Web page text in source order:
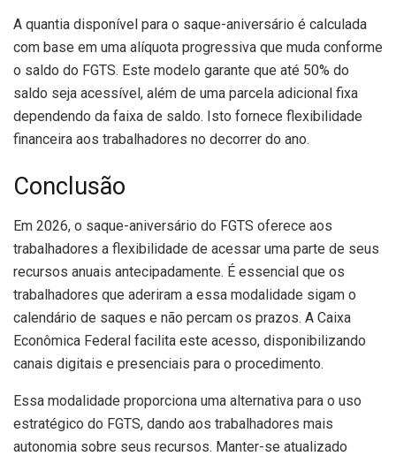
A quantia disponível para o saque-aniversário é calculada
com base em uma alíquota progressiva que muda conforme
o saldo do FGTS. Este modelo garante que até 50% do
saldo seja acessível, além de uma parcela adicional fixa
dependendo da faixa de saldo. Isto fornece flexibilidade
financeira aos trabalhadores no decorrer do ano.
Conclusão
Em 2026, o saque-aniversário do FGTS oferece aos
trabalhadores a flexibilidade de acessar uma parte de seus
recursos anuais antecipadamente. É essencial que os
trabalhadores que aderiram a essa modalidade sigam o
calendário de saques e não percam os prazos. A Caixa
Econômica Federal facilita este acesso, disponibilizando
canais digitais e presenciais para o procedimento.
Essa modalidade proporciona uma alternativa para o uso
estratégico do FGTS, dando aos trabalhadores mais
autonomia sobre seus recursos. Manter-se atualizado